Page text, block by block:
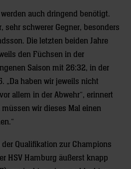
auch dringend benötigt.
sehr schwerer Gegner, besonders
Die letzten beiden Jahre
den Füchsen in der
Saison mit 26:32, in der
„Da haben wir jeweils nicht
allem in der Abwehr“, erinnert
wir dieses Mal einen
Qualifikation zur Champions
HSV Hamburg äußerst knapp